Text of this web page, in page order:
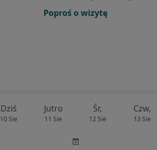
Poproś o wizytę
Dziś
10 Sie
Jutro
11 Sie
Śr,
12 Sie
Czw,
13 Sie